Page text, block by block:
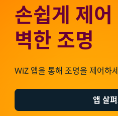
손쉽게 제
벽한 조명
WiZ 앱을 통해 조명을 제어하
앱 살